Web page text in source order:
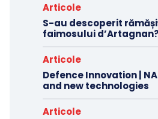
Articole
S-au descoperit
faimosului d’Artagnan?
Articole
Defence Innovation |
and new technologies
Articole